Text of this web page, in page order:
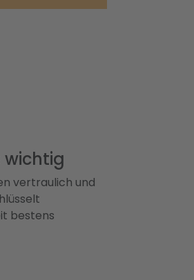
wichtig
vertraulich und
bestens